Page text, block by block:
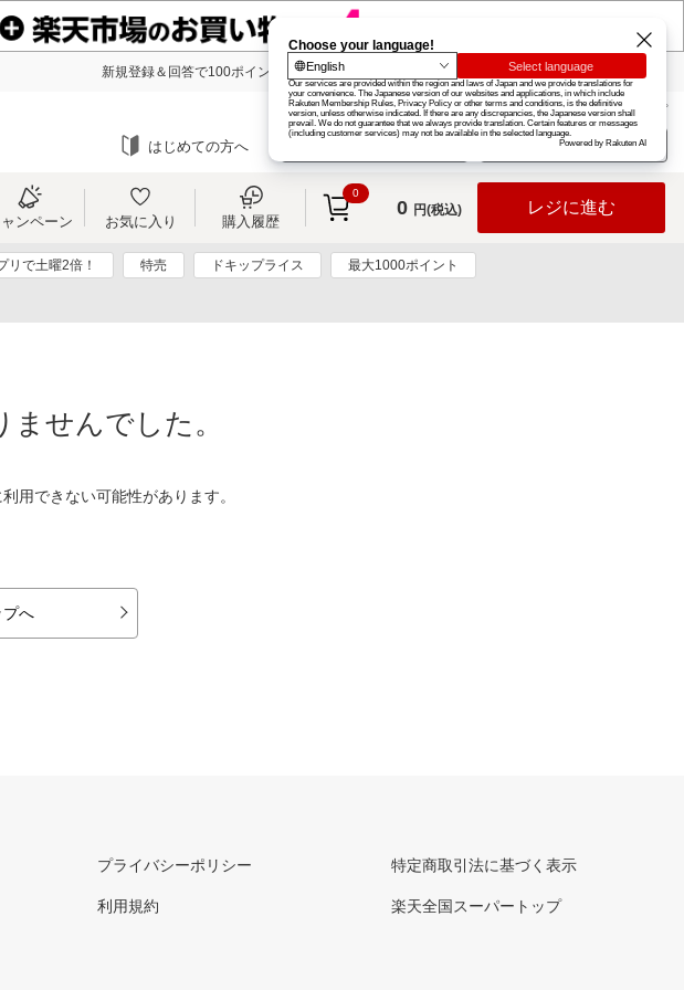
新規登録＆回答で100ポイント! 楽天グループ カード
お知らせ ヘルプ
はじめての方へ ログイン
ンペーン お気に入り 購入履歴
0
0 円(税込) レジに進む
リで土曜2倍！ 特売 ドキップライス 最大1000ポイント
せんでした。
用できない可能性があります。
プへ
プライバシーポリシー
利用規約
特定商取引法に基づく表示
楽天全国スーパートップ